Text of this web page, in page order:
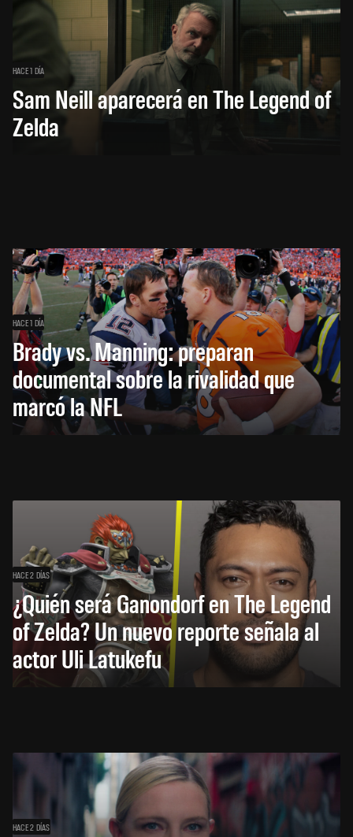
HACE 1 DÍA
Sam Neill aparecerá en The Legend of
Zelda
HACE 1 DÍA
Brady vs. Manning: preparan
documental sobre la rivalidad que
marcó la NFL
HACE 2 DÍAS
¿Quién será Ganondorf en The Legend
of Zelda? Un nuevo reporte señala al
actor Uli Latukefu
HACE 2 DÍAS